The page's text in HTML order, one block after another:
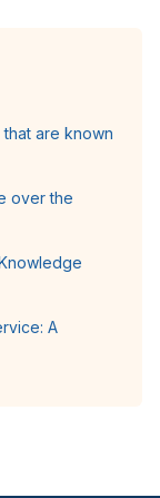
are known
over the
A